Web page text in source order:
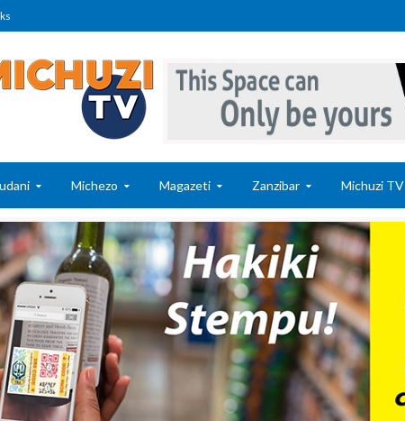
Michezo Magazeti Zanzibar Michuzi TV